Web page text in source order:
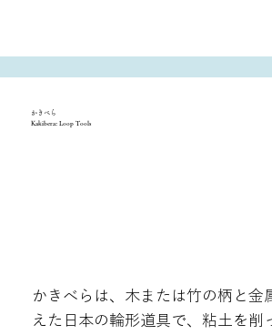
かきべら
Kakibera: Loop Tools
かきべらは、木または竹の柄と金
えた日本の輪形道具で、粘土を削